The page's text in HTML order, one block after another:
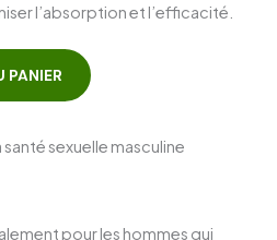
l’absorption et l’efficacité.
PANIER
santé sexuelle masculine
pour les hommes qui